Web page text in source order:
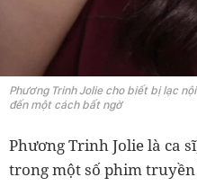
Phương Trinh Jolie cho biết bị lạc
đến một cách bất ngờ
Phương Trinh Jolie là ca
trong một số phim